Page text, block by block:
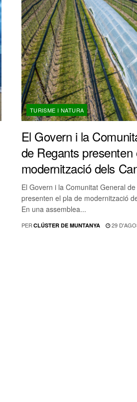
TURISME I NATURA
El Govern i la
de Regants presenten
modernització dels
El Govern i la Comunitat General
presenten el pla de modernització
En una assemblea...
PER CLÚSTER DE MUNTANYA 29